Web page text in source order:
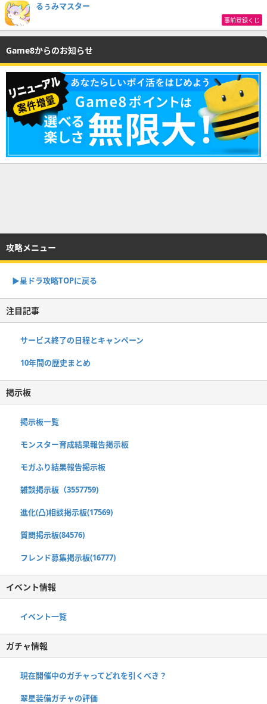
るぅみマスター
事前登録くじ
Game8からのお知らせ
攻略メニュー
▶︎星ドラ攻略TOPに戻る
注目記事
サービス終了の日程とキャンペーン
10年間の歴史まとめ
掲示板
掲示板一覧
モンスター育成結果報告掲示板
モガふり結果報告掲示板
雑談掲示板（3557759)
進化(凸)相談掲示板(17569)
質問掲示板(84576)
フレンド募集掲示板(16777)
イベント情報
イベント一覧
ガチャ情報
現在開催中のガチャってどれを引くべき？
翠星装備ガチャの評価